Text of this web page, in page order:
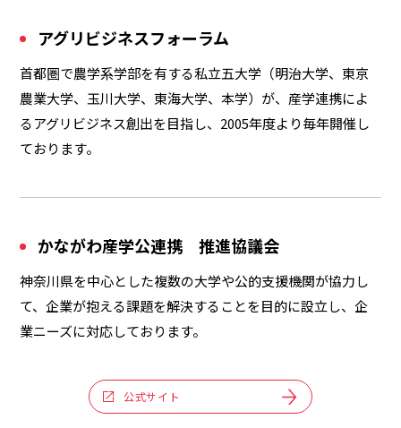
アグリビジネスフォーラム
首都圏で農学系学部を有する私立五大学（明治大学、東京
農業大学、玉川大学、東海大学、本学）が、産学連携によ
るアグリビジネス創出を目指し、2005年度より毎年開催し
ております。
かながわ産学公連携 推進協議会
神奈川県を中心とした複数の大学や公的支援機関が協力し
て、企業が抱える課題を解決することを目的に設立し、企
業ニーズに対応しております。
公式サイト